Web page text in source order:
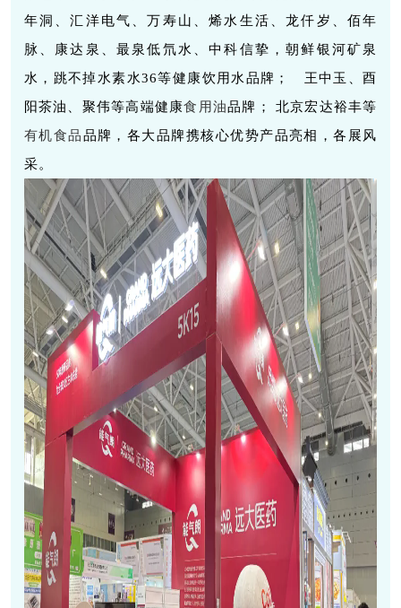
年洞、汇洋电气、万寿山、烯水生活、龙仟岁、佰年
脉、康达泉、最泉低氘水、中科信挚，朝鲜银河矿泉
水，跳不掉水素水36等健康饮用水品牌； 王中玉、酉
阳茶油、聚伟等高端健康食用油品牌； 北京宏达裕丰等
有机食品品牌，各大品牌携核心优势产品亮相，各展风
采。